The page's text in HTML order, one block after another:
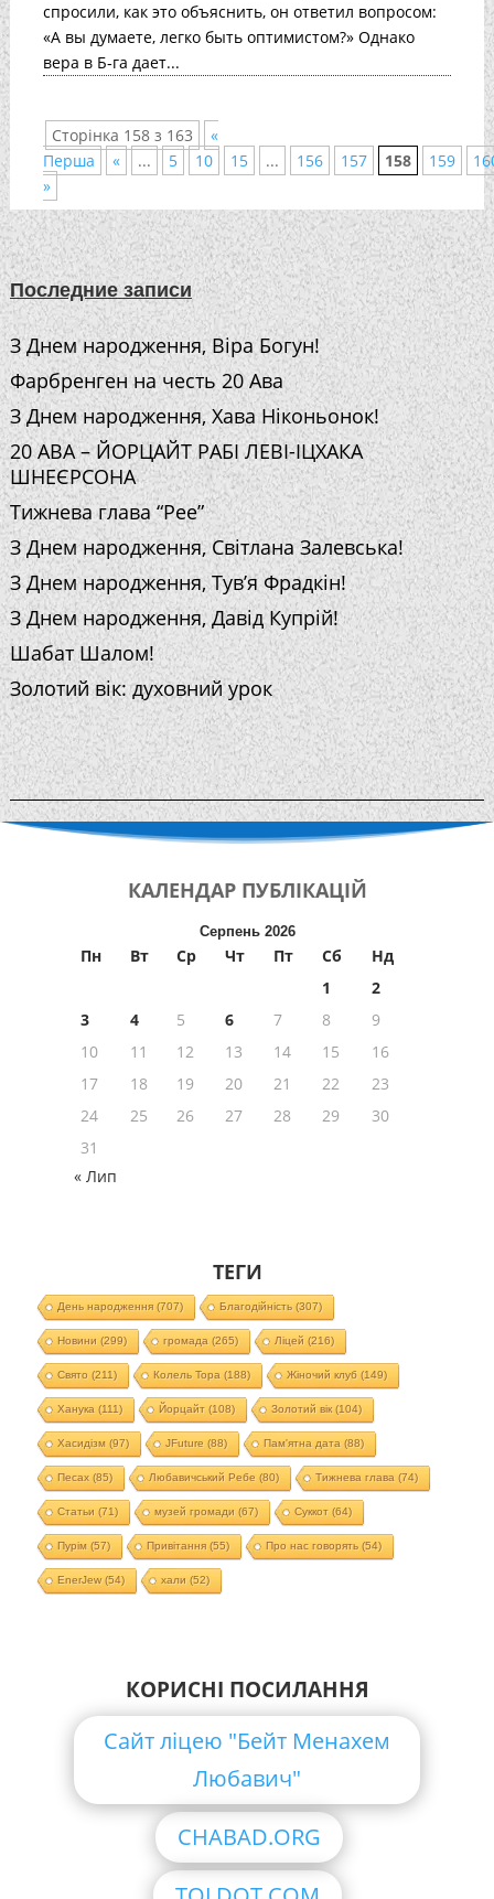
спросили, как это объяснить, он ответил вопросом:
«А вы думаете, легко быть оптимистом?» Однако
вера в Б‑га дает...
Сторінка 158 з 163
«
Перша
« ... 5 10 15 ... 156 157 158 159
»
Последние записи
З Днем народження, Віра Богун!
Фарбренген на честь 20 Ава
З Днем народження, Хава Ніконьонок!
20 АВА – ЙОРЦАЙТ РАБІ ЛЕВІ-ІЦХАКА
ШНЕЄРСОНА
Тижнева глава “Рее”
З Днем народження, Світлана Залевська!
З Днем народження, Тув’я Фрадкін!
З Днем народження, Давід Купрій!
Шабат Шалом!
Золотий вік: духовний урок
КАЛЕНДАР ПУБЛІКАЦІЙ
Серпень 2026
Пн Вт Ср Чт Пт Сб
Нд
1
2
3
4 5 6 7 8
9
10
11 12 13 14 15
16
17
18 19 20 21 22
23
24
25 26 27 28 29
30
31
« Лип
ТЕГИ
День народження(707) Благодійність (307)
Новини (299) громада (265) Ліцей (216)
Свято (211) Колель Тора (188) Жіночий клуб (149)
Ханука (111) Йорцайт (108) Золотий вік(104)
Хасидізм (97) JFuture (88) Пам'ятна дата (88)
Песах(85) Любавичський Ребе (80) Тижнева глава (74)
Статьи (71) музей громади (67) Суккот (64)
Пурім (57) Привітання(55) Про нас говорять (54)
EnerJew(54) хали (52)
КОРИСНІ ПОСИЛАННЯ
Сайт ліцею "Бейт Менахем
Любавич"
CHABAD.ORG